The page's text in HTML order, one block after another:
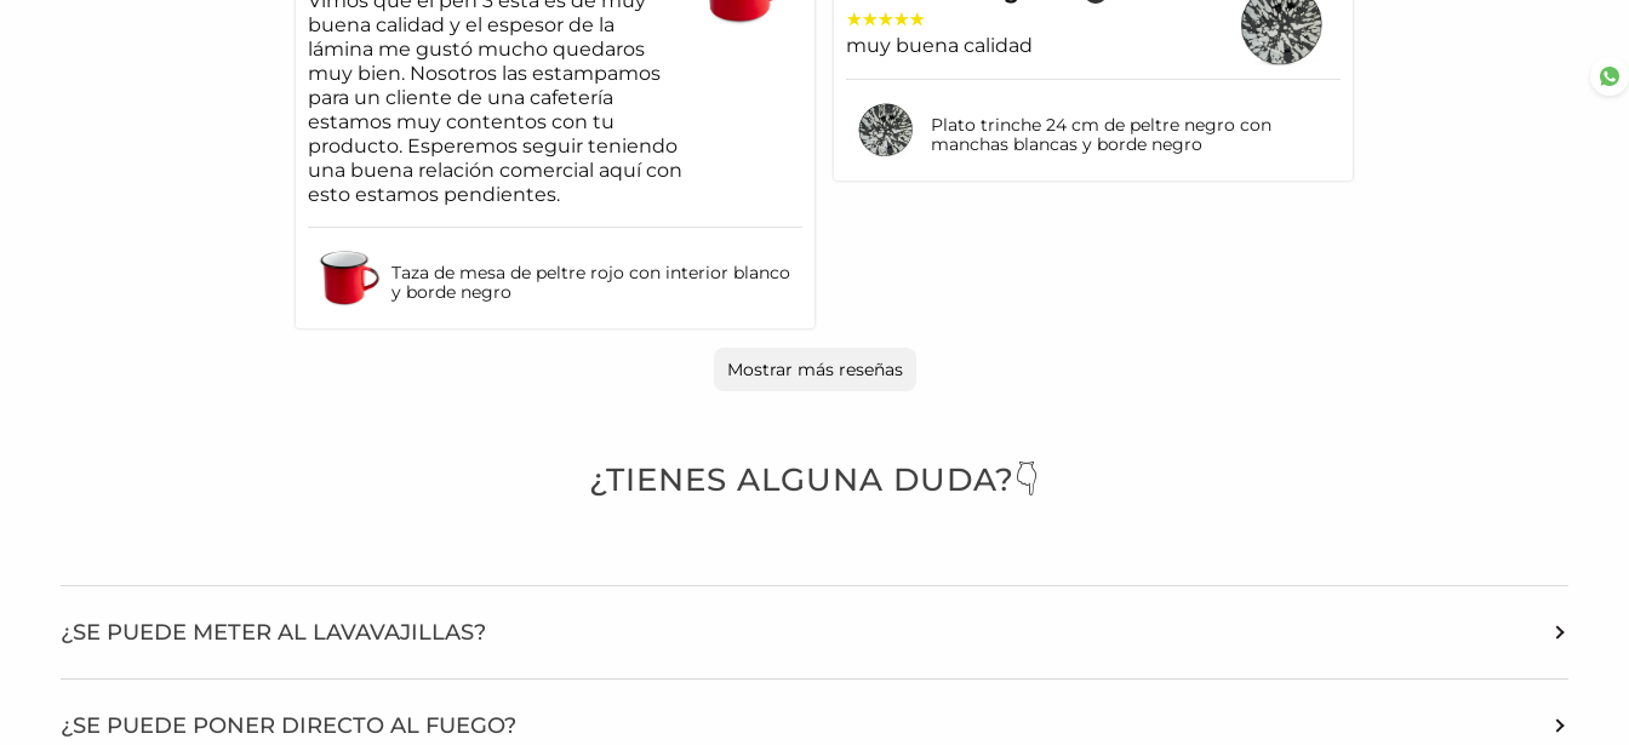
buena calidad y el espesor de la
lámina me gustó mucho quedaros
muy bien. Nosotros las estampamos
para un cliente de una cafetería
estamos muy contentos con tu
producto. Esperemos seguir teniendo
una buena relación comercial aquí con
esto estamos pendientes.
Taza de mesa de peltre rojo con interior blanco
y borde negro
muy buena calidad
Plato trinche 24 cm de peltre negro con
manchas blancas y borde negro
Mostrar más reseñas
¿TIENES ALGUNA DUDA?👇
¿SE PUEDE METER AL LAVAVAJILLAS?
¿SE PUEDE PONER DIRECTO AL FUEGO?